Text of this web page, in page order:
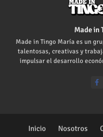
Made in
Made in Tingo María es un
talentosas, creativas y
impulsar el desarrollo
Inicio Nosotros